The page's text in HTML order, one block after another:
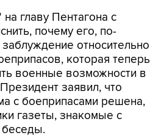
главу Пентагона с
почему его, по-
относительно
которая теперь
военные возможности в
заявил, что
с боеприпасами решена,
газеты, знакомые с
беседы.